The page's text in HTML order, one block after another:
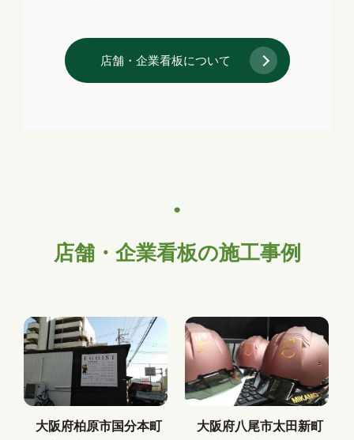
店舗・企業看板について
店舗・企業看板の施工事例
大阪府柏原市国分本町
大阪府八尾市太田新町